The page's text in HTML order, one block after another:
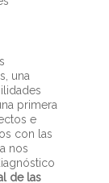
una
primera
e
con las
nos
de las